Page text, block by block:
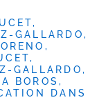
GALLARDO,
GALLARDO,
BOROS,
DANS